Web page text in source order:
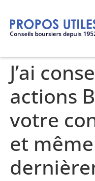
Conseils boursiers depuis
J’ai
actions
votre
et